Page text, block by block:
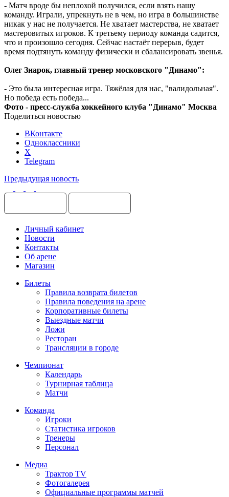
- Матч вроде бы неплохой получился, если взять нашу
команду. Играли, упрекнуть не в чем, но игра в большинстве
никак у нас не получается. Не хватает мастерства, не хватает
мастеровитых игроков. К третьему периоду команда садится,
что и произошло сегодня. Сейчас настаёт перерыв, будет
время подтянуть команду физически и сбалансировать звенья.
Олег Знарок, главный тренер московского "Динамо":
- Это была интересная игра. Тяжёлая для нас, "валидольная".
Но победа есть победа...
Фото - пресс-служба хоккейного клуба "Динамо" Москва
Поделиться новостью
ВКонтакте
Одноклассники
X
Telegram
Предыдущая новость
Личный кабинет
Новости
Контакты
Об арене
Магазин
Билеты
Правила возврата билетов
Правила поведения на арене
Корпоративные билеты
Выездные матчи
Ложи
Ресторан
Трансляции в городе
Чемпионат
Календарь
Турнирная таблица
Матчи
Команда
Игроки
Статистика игроков
Тренеры
Персонал
Медиа
Трактор TV
Фотогалерея
Официальные программы матчей